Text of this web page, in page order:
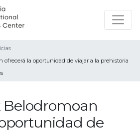
ofrecerá la oportunidad de viajar a la prehistoria
Belodromoan
de